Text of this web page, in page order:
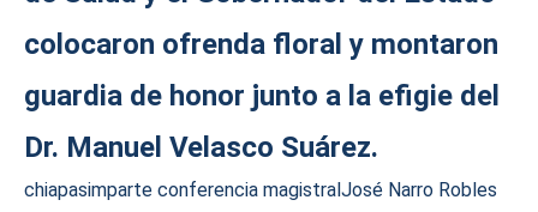
colocaron ofrenda floral y montaron
guardia de honor junto a la efigie del
Dr. Manuel Velasco Suárez.
chiapasimparte conferencia magistralJosé Narro Robles